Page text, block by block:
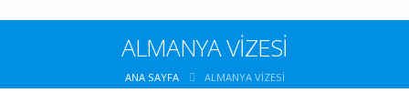
ALMANYA VİZESİ
ANA SAYFA ALMANYA VİZESİ